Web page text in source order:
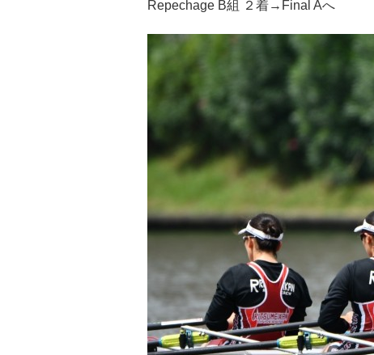
Repechage B組 ２着→Final Aへ